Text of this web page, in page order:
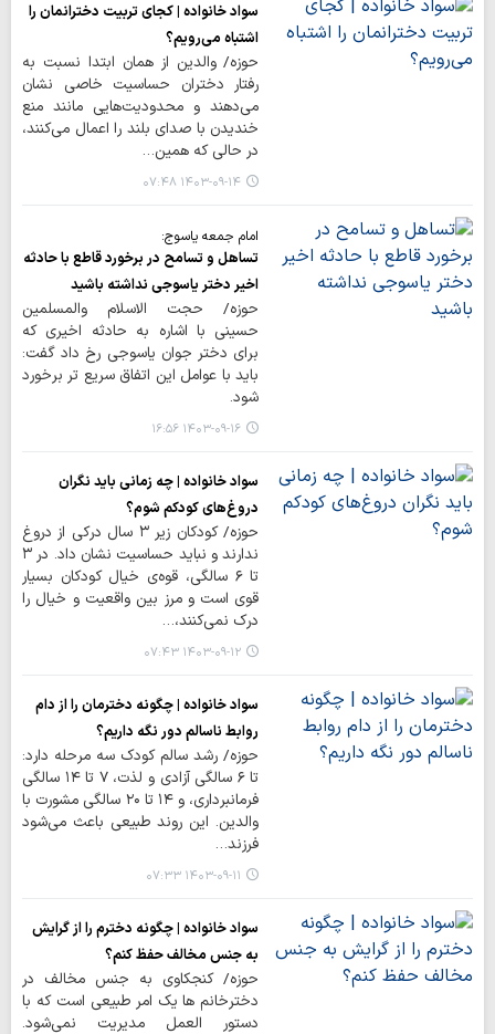
سواد خانواده | کجای تربیت دخترانمان را
اشتباه می‌رویم؟
حوزه/ والدین از همان ابتدا نسبت به
رفتار دختران حساسیت خاصی نشان
می‌دهند و محدودیت‌هایی مانند منع
خندیدن با صدای بلند را اعمال می‌کنند،
در حالی که همین…
۱۴۰۳-۰۹-۱۴ ۰۷:۴۸
امام جمعه یاسوج:
تساهل و تسامح در برخورد قاطع با حادثه
اخیر دختر یاسوجی نداشته باشید
حوزه/ حجت الاسلام والمسلمین
حسینی با اشاره به حادثه اخیری که
برای دختر جوان یاسوجی رخ داد گفت:
باید با عوامل این اتفاق سریع تر برخورد
شود.
۱۴۰۳-۰۹-۱۶ ۱۶:۵۶
سواد خانواده | چه زمانی باید نگران
دروغ‌های کودکم شوم؟
حوزه/ کودکان زیر ۳ سال درکی از دروغ
ندارند و نباید حساسیت نشان داد. در ۳
تا ۶ سالگی، قوه‌ی خیال کودکان بسیار
قوی است و مرز بین واقعیت و خیال را
درک نمی‌کنند،…
۱۴۰۳-۰۹-۱۲ ۰۷:۴۳
سواد خانواده | چگونه دخترمان را از دام
روابط ناسالم دور نگه داریم؟
حوزه/ رشد سالم کودک سه مرحله دارد:
تا ۶ سالگی آزادی و لذت، ۷ تا ۱۴ سالگی
فرمانبرداری، و ۱۴ تا ۲۰ سالگی مشورت با
والدین. این روند طبیعی باعث می‌شود
فرزند…
۱۴۰۳-۰۹-۱۱ ۰۷:۳۳
سواد خانواده | چگونه دخترم را از گرایش
به جنس مخالف حفظ کنم؟
حوزه/ کنجکاوی به جنس مخالف در
دخترخانم ها یک امر طبیعی است که با
دستور العمل مدیریت نمی‌شود.